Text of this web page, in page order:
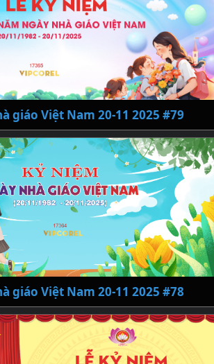
giáo Việt Nam 20-11 2025 #79
giáo Việt Nam 20-11 2025 #78